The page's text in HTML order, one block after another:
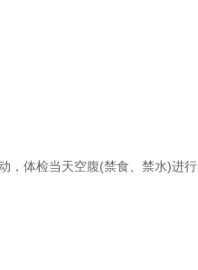
，体检当天空腹(禁食、禁水)进行